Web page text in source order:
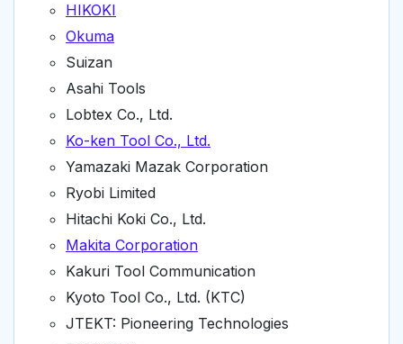
HIKOKI
Okuma
Suizan
Asahi Tools
Lobtex Co., Ltd.
Ko-ken Tool Co., Ltd.
Yamazaki Mazak Corporation
Ryobi Limited
Hitachi Koki Co., Ltd.
Makita Corporation
Kakuri Tool Communication
Kyoto Tool Co., Ltd. (KTC)
JTEKT: Pioneering Technologies